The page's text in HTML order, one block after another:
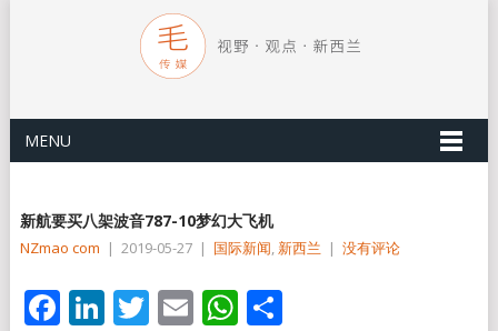
MENU
新航要买八架波音787-10梦幻大飞机
NZmao com | 2019-05-27 | 国际新闻, 新西兰 | 没有评论
Facebook
LinkedIn
Twitter
EmailWhatsApp
分